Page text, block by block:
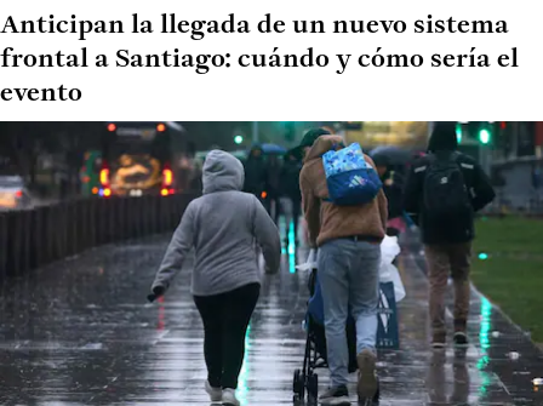
Anticipan la llegada de un nuevo sistema
frontal a Santiago: cuándo y cómo sería el
evento